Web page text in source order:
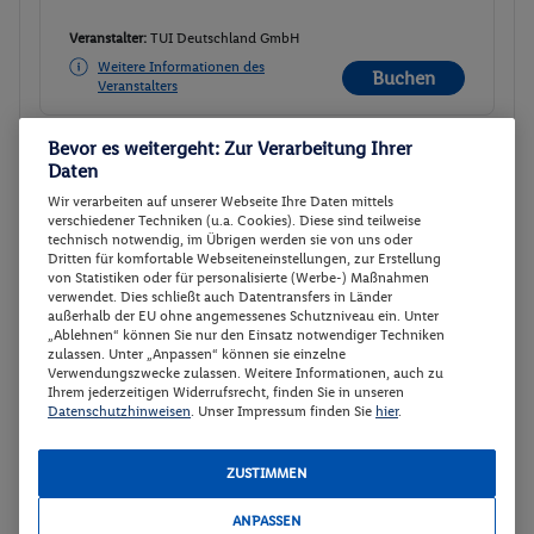
Veranstalter: TUI Deutschland GmbH
Weitere Informationen des
Veranstalters
Buchen
Buchen
DELUXE DOPPEL ZIMMER MIT
TERRASSE
09.09. - 15.09.2026
Ab/ bis München (DE) Flugdetails anzeigen
Flex Tarif zubuchbar
DELUXE DOPPEL ZIMMER MIT
TERRASSE
Frühstück
p.P.
922.-
Gesamt 1844 €
TUI Deutschland GmbH
Bevor es weitergeht: Zur Verarbeitung Ihrer
Daten
Wir verarbeiten auf unserer Webseite Ihre Daten mittels
verschiedener Techniken (u.a. Cookies). Diese sind teilweise
technisch notwendig, im Übrigen werden sie von uns oder
Dritten für komfortable Webseiteneinstellungen, zur Erstellung
von Statistiken oder für personalisierte (Werbe-) Maßnahmen
verwendet. Dies schließt auch Datentransfers in Länder
außerhalb der EU ohne angemessenes Schutzniveau ein. Unter
„Ablehnen“ können Sie nur den Einsatz notwendiger Techniken
zulassen. Unter „Anpassen“ können sie einzelne
Verwendungszwecke zulassen. Weitere Informationen, auch zu
Ihrem jederzeitigen Widerrufsrecht, finden Sie in unseren
Datenschutzhinweisen . Unser Impressum finden Sie hier.
ZUSTIMMEN
ANPASSEN